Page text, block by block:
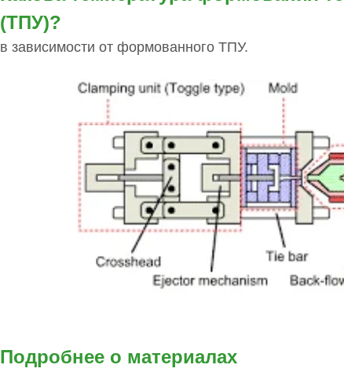
(ТПУ)?
в зависимости от формованного ТПУ.
Подробнее о материалах